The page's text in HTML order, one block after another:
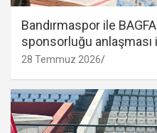
Bandırmaspor ile
sponsorluğu anlaşması
28 Temmuz 2026